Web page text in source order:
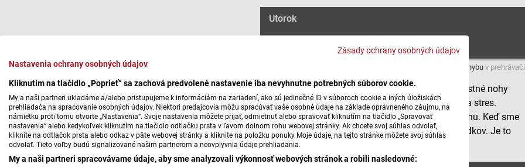
Zásady ochrany osobných údajov
Nastavenia ochrany osobných údajov
Kliknutím na tlačidlo „Poprieť“ sa zachová predvolené nastavenie iba nevyhnutne potrebných súborov cookie.
My a naši partneri ukladáme a/alebo pristupujeme k informáciám na zariadení, ako sú jedinečné ID v súboroch cookie a iných úložiskách
prehliadača na spracovanie osobných údajov. Niektorí predajcovia môžu spracúvať vaše osobné údaje na základe oprávneného záujmu, na
námietku proti tomu otvorte „Nastavenia“. Svoje nastavenia môžete prijať, odmietnuť alebo spravovať kliknutím na tlačidlo „Spravovať
nastavenia“ alebo kedykoľvek kliknutím na tlačidlo odtlačku prsta v ľavom dolnom rohu webovej stránky. Ak chcete svoj súhlas odvolať,
kliknite na odtlačok prsta alebo odkaz v päte webovej stránky a kliknite na položku ponuky Moje údaje, na tejto stránke môžete svoj súhlas
odvolať. Tieto voľby budú signalizované našim partnerom a neovplyvnia údaje prehliadania.
My a naši partneri spracovávame údaje, aby sme analyzovali výkonnosť webových stránok a robili nasledovné:
Utorok
Nahláste nám chybu v
Marianna Ďuranová a Oliver Orth sa v cykle Na vlastné nohy
tento týždeň svojich hostí pýtajú na strach, obavy a stres.
Mladosť, asi vo všeobecnosti, prináša väčšiu odvahu. Keď sme
mladí, viacej riskujeme a nebojíme sa až tak následkov. Je to
skutočne tak? Ako to cítia dnešní stredoškoláci?